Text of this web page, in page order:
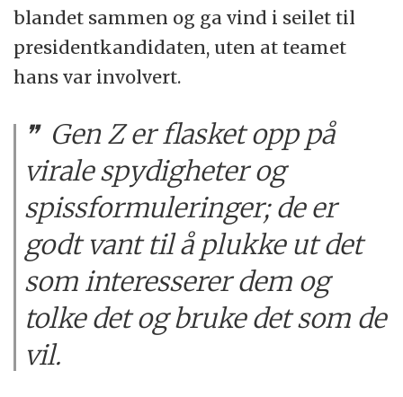
blandet sammen og ga vind i seilet til
presidentkandidaten, uten at teamet
hans var involvert.
Gen Z er flasket opp på
virale spydigheter og
spissformuleringer; de er
godt vant til å plukke ut det
som interesserer dem og
tolke det og bruke det som de
vil.